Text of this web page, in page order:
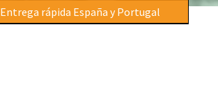
Entrega rápida España y Portugal